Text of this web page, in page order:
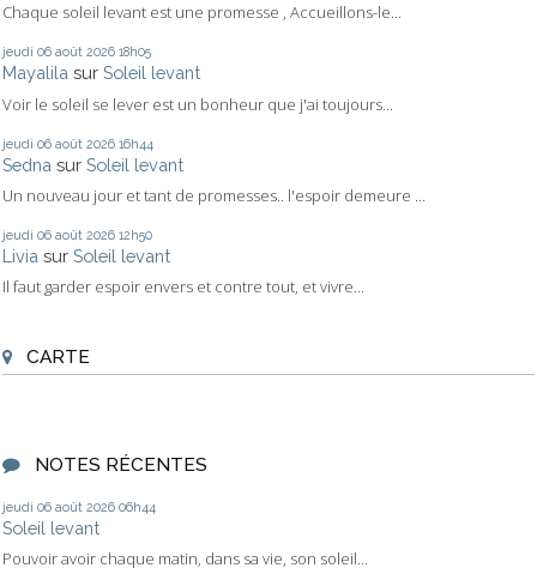
Chaque soleil levant est une promesse , Accueillons-le...
jeudi 06 août 2026 18h05
Mayalila sur Soleil levant
Voir le soleil se lever est un bonheur que j'ai toujours...
jeudi 06 août 2026 16h44
Sedna sur Soleil levant
Un nouveau jour et tant de promesses.. l'espoir demeure ...
jeudi 06 août 2026 12h50
Livia sur Soleil levant
Il faut garder espoir envers et contre tout, et vivre...
CARTE
NOTES RÉCENTES
jeudi 06 août 2026 06h44
Soleil levant
Pouvoir avoir chaque matin, dans sa vie, son soleil...